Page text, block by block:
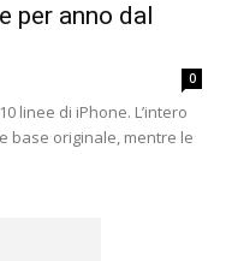
per anno dal
0
linee di iPhone. L’intero
base originale, mentre le